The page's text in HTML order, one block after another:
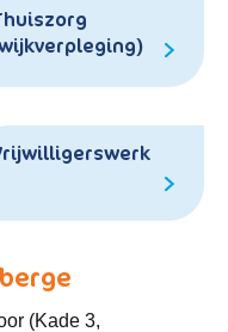
(Kade 3,